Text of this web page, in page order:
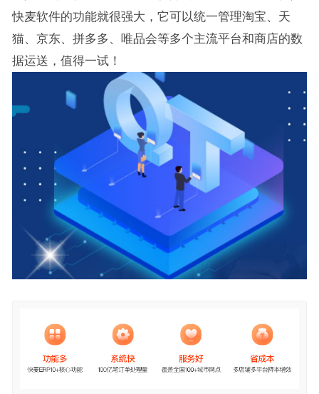
快麦软件的功能就很强大，它可以统一管理淘宝、天
猫、京东、拼多多、唯品会等多个主流平台和商店的数
据运送，值得一试！